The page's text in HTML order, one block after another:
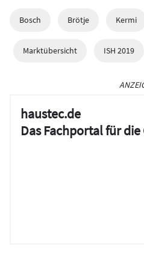
Bosch Brötje Kermi
Marktübersicht ISH 2019
haustec.de
Das Fachportal für